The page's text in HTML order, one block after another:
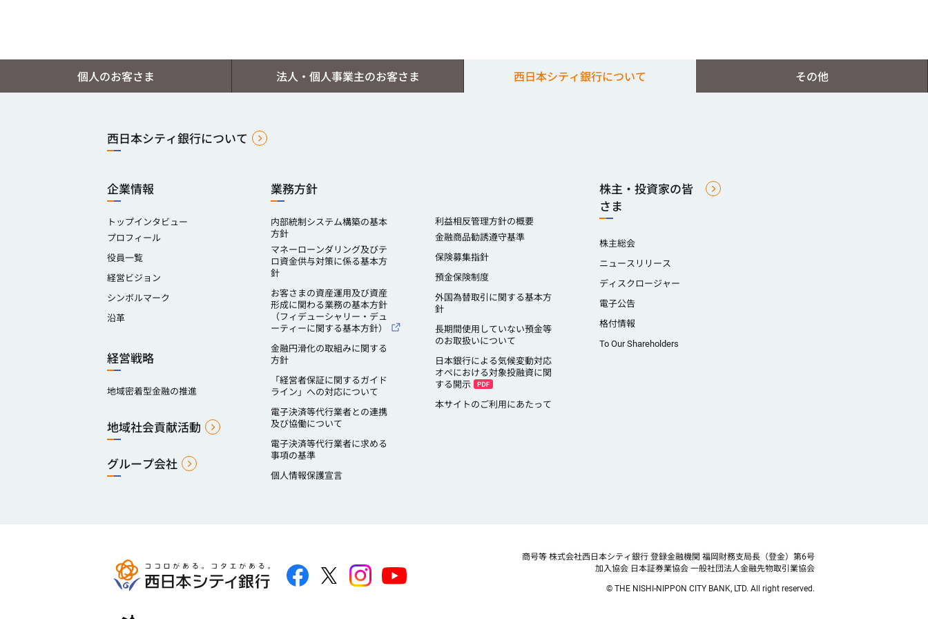
個人のお客さま 法人・個人事業主のお客さま 西日本シティ銀行について その他
西日本シティ銀行について
企業情報
トップインタビュー
プロフィール
役員一覧
経営ビジョン
シンボルマーク
沿革
経営戦略
地域密着型金融の推進
地域社会貢献活動
グループ会社
業務方針
内部統制システム構築の基本
方針
マネーローンダリング及びテ
ロ資金供与対策に係る基本方
針
お客さまの資産運用及び資産
形成に関わる業務の基本方針
（フィデューシャリー・デュ
ーティーに関する基本方針）
金融円滑化の取組みに関する
方針
「経営者保証に関するガイド
ライン」への対応について
電子決済等代行業者との連携
及び協働について
電子決済等代行業者に求める
事項の基準
個人情報保護宣言
利益相反管理方針の概要
金融商品勧誘遵守基準
保険募集指針
預金保険制度
外国為替取引に関する基本方
針
長期間使用していない預金等
のお取扱いについて
日本銀行による気候変動対応
オペにおける対象投融資に関
する開示
本サイトのご利用にあたって
株主・投資家の皆
さま
株主総会
ニュースリリース
ディスクロージャー
電子公告
格付情報
To Our Shareholders
商号等 株式会社西日本シティ銀行 登録金融機関 福岡財務支局長（登金）第6号
加入協会 日本証券業協会 一般社団法人金融先物取引業協会
© THE NISHI-NIPPON CITY BANK, LTD. All right reserved.